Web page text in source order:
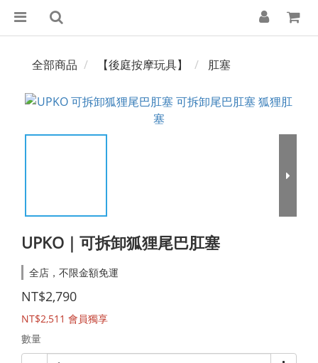
全部商品 【後庭按摩玩具】 肛塞
UPKO｜可拆卸狐狸尾巴肛塞
全店，不限金額免運
NT$2,790
NT$2,511 會員獨享
數量